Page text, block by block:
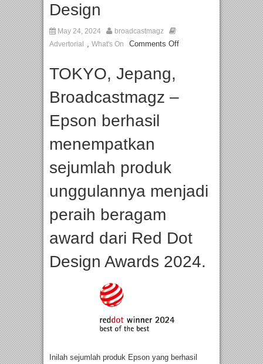
Design
May 24, 2024
broadcastmagz
Advertorial
, What's On Comments Off
TOKYO, Jepang,
Broadcastmagz –
Epson berhasil
menempatkan
sejumlah produk
unggulannya menjadi
peraih beragam
award dari Red Dot
Design Awards 2024.
Inilah sejumlah produk Epson yang berhasil